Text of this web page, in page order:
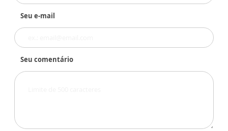
Seu e-mail
Seu comentário